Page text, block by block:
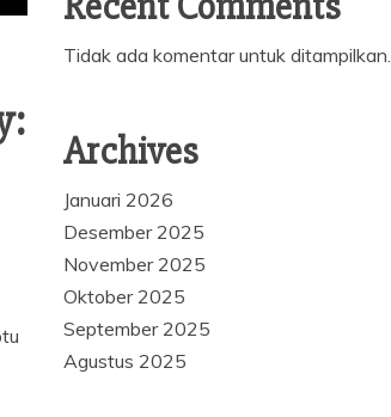
Tidak ada komentar untuk ditampilkan.
Archives
Januari 2026
Desember 2025
November 2025
Oktober 2025
September 2025
Agustus 2025